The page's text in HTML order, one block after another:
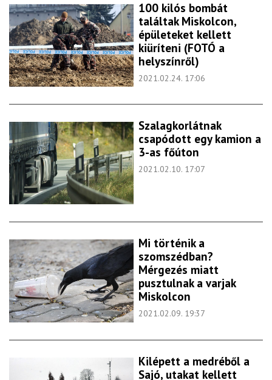
100 kilós bombát
találtak Miskolcon,
épületeket kellett
kiüríteni (FOTÓ a
helyszínről)
2021.02.24. 17:06
Szalagkorlátnak
csapódott egy kamion a
3-as főúton
2021.02.10. 17:07
Mi történik a
szomszédban?
Mérgezés miatt
pusztulnak a varjak
Miskolcon
2021.02.09. 19:37
Kilépett a medréből a
Sajó, utakat kellett